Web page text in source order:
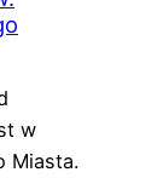
w
Miasta.